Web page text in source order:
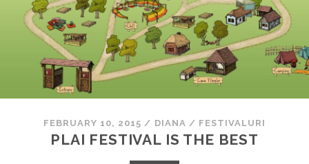
FEBRUARY 10, 2015 / DIANA / FESTIVALURI
PLAI FESTIVAL IS THE BEST